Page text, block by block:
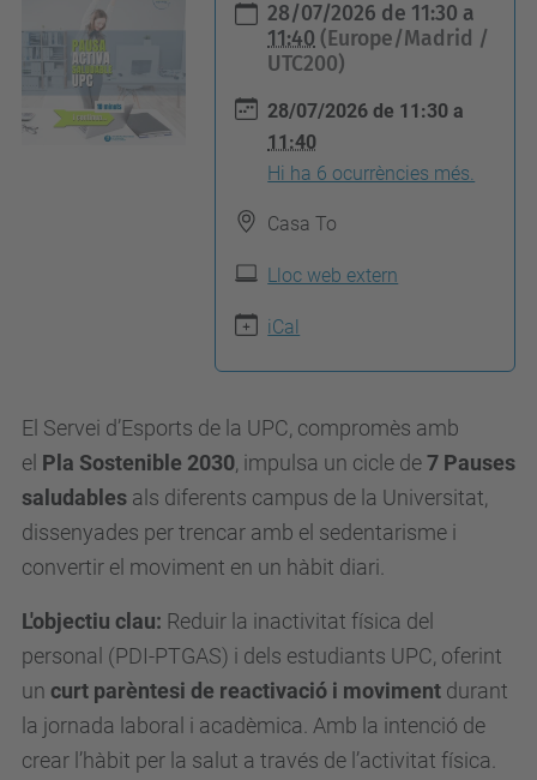
t
t
s
.
c
d
u
/
c
a
28/07/2026 de 11:30 a
11:40 (Europe/Madrid /
UTC200)
28/07/2026 de 11:30 a
11:40
Hi ha 6 ocurrències més.
Casa To
Lloc web extern
iCal
El Servei d’Esports de la UPC, compromès amb
el Pla Sostenible 2030, impulsa un cicle de7 Pauses
saludables als diferents campus de la Universitat,
dissenyades per trencar amb el sedentarisme i
convertir el moviment en un hàbit diari.
L'objectiu clau: Reduir la inactivitat física del
personal (PDI-PTGAS) i dels estudiants UPC, oferint
un curt parèntesi de reactivació i moviment durant
la jornada laboral i acadèmica. Amb la intenció de
crear l’hàbit per la salut a través de l’activitat física.